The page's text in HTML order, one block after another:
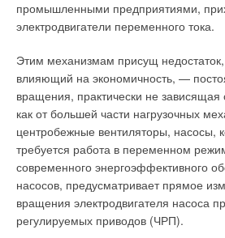
промышленными предприятиями,
электродвигатели переменного тока.
Этим механизмам присущ
влияющий на экономичность, —
вращения, практически не зависящая
как от большей части нагрузочных
центробежные вентиляторы, насосы,
требуется работа в переменном
современного энергоэффективного
насосов, предусматривает прямое
вращения электродвигателя насоса
регулируемых приводов (ЧРП).
поступления канализационных газов в
На данном этапе исследованности
случаи не являются расчетными.
конструировать внутренние системы
так, чтобы максимально обеспечить
гидравлических затворов у
В методиках [4, 5], позволяющих
гидравлических затворов санитарно-
процессе эксплуатации внутренней
общественных зданий, предлагается
разрежения, которые могут
стояке, и под них подбирать
кондиционируемых помещениях не
проектным?
ЖУРНАЛ СОК МАЙ 2026
→
Из чего складывается стоимость
ожидает рынок оценки
→
Действующие нормативы,
противопожарную вентиляцию,
физики
ЖУРНАЛ СОК ОКТЯБРЬ 2025
→
«Сведения о показателях
эффективности зданий» по
Правительства РФ от 27 мая 2022
быть в СП 60.13330.2020